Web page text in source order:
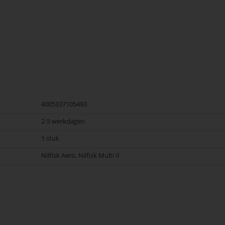
4005337105493
2-5 werkdagen
1 stuk
Nilfisk Aero, Nilfisk Multi II